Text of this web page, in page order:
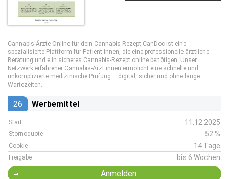
Cannabis Ärzte Online für dein Cannabis Rezept CanDoc ist eine
spezialisierte Plattform für Patient:innen, die eine professionelle ärztliche
Beratung und e in sicheres Cannabis-Rezept online benötigen. Unser
Netzwerk erfahrener Cannabis-Ärzt:innen ermölicht eine schnelle und
unkomplizierte medizinische Prüfung – digital, sicher und ohne lange
Wartezeiten.
26 Werbemittel
Start 11.12.2025
Stornoquote 52 %
Cookie 14 Tage
Freigabe bis 6 Wochen
Anmelden